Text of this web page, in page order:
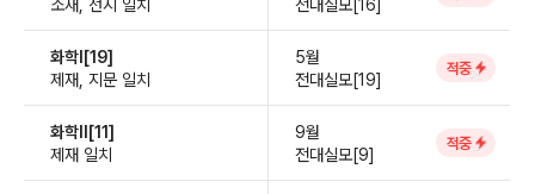
화학Ⅰ[19]
제재, 지문 일치
5월
전대실모[19]
적중
화학Ⅱ[11]
제재 일치
9월
전대실모[9]
적중